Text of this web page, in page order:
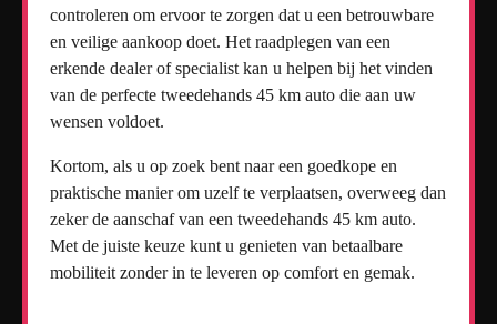
controleren om ervoor te zorgen dat u een betrouwbare
en veilige aankoop doet. Het raadplegen van een
erkende dealer of specialist kan u helpen bij het vinden
van de perfecte tweedehands 45 km auto die aan uw
wensen voldoet.
Kortom, als u op zoek bent naar een goedkope en
praktische manier om uzelf te verplaatsen, overweeg dan
zeker de aanschaf van een tweedehands 45 km auto.
Met de juiste keuze kunt u genieten van betaalbare
mobiliteit zonder in te leveren op comfort en gemak.